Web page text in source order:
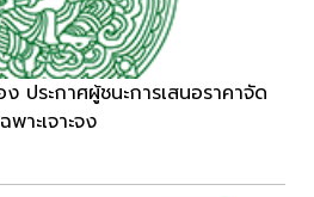
ประกาศผู้ชนะการเสนอราคาจัด
าะเจาะจง